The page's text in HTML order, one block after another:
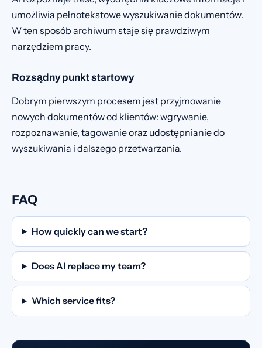
umożliwia pełnotekstowe wyszukiwanie dokumentów.
W ten sposób archiwum staje się prawdziwym
narzędziem pracy.
Rozsądny punkt startowy
Dobrym pierwszym procesem jest przyjmowanie
nowych dokumentów od klientów: wgrywanie,
rozpoznawanie, tagowanie oraz udostępnianie do
wyszukiwania i dalszego przetwarzania.
FAQ
How quickly can we start?
Does AI replace my team?
Which service fits?